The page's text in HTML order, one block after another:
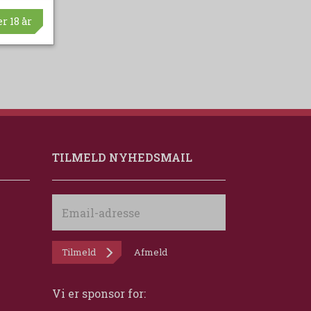
TILMELD NYHEDSMAIL
adresse
Tilmeld Afmeld
Vi er sponsor for:
18 år